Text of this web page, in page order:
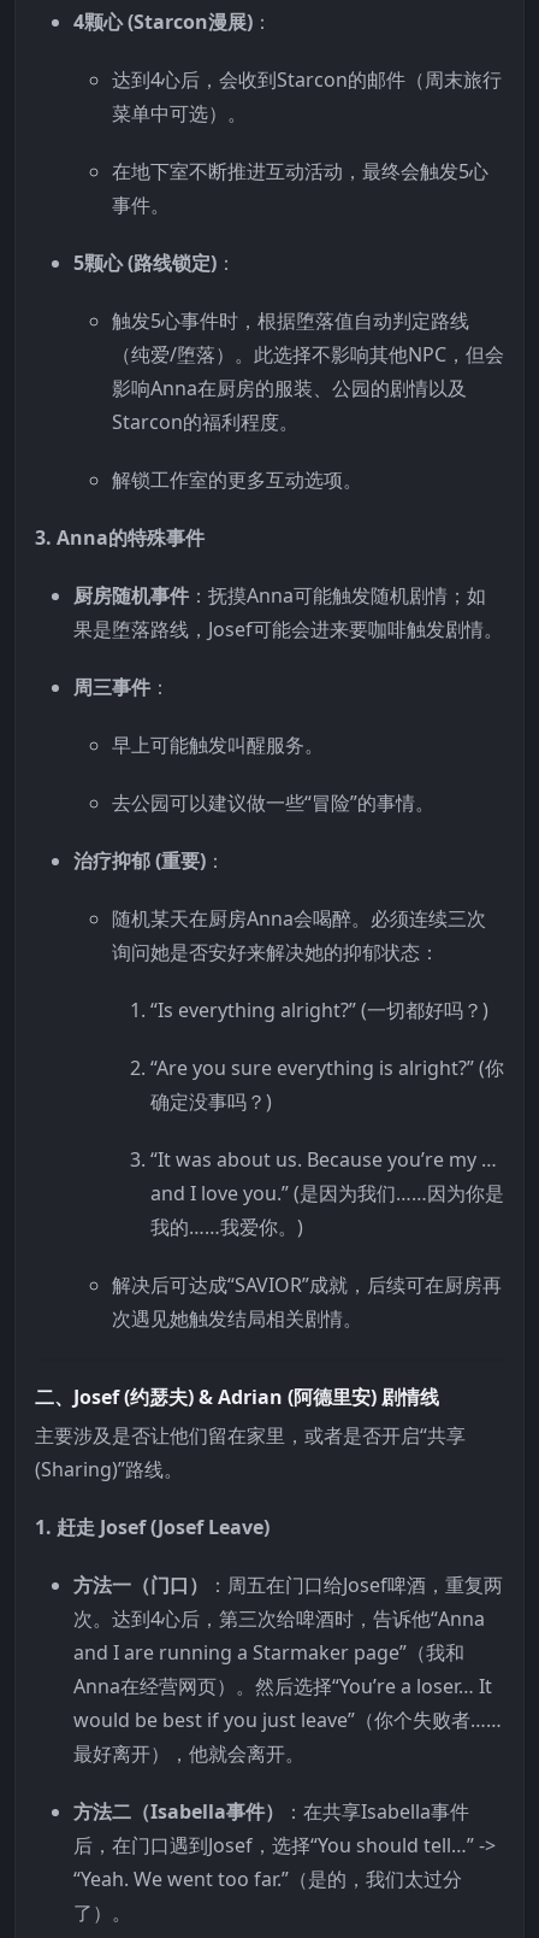
4颗心 (Starcon漫展) ：
达到4心后，会收到Starcon的邮件（周末旅行
菜单中可选）。
在地下室不断推进互动活动，最终会触发5心
事件。
5颗心 (路线锁定) ：
触发5心事件时，根据堕落值自动判定路线
（纯爱/堕落）。此选择不影响其他NPC，但会
影响Anna在厨房的服装、公园的剧情以及
Starcon的福利程度。
解锁工作室的更多互动选项。
3. Anna的特殊事件
厨房随机事件 ：抚摸Anna可能触发随机剧情；如
果是堕落路线，Josef可能会进来要咖啡触发剧情。
周三事件 ：
早上可能触发叫醒服务。
去公园可以建议做一些“冒险”的事情。
治疗抑郁 (重要) ：
随机某天在厨房Anna会喝醉。必须连续三次
询问她是否安好来解决她的抑郁状态：
“Is everything alright?” (一切都好吗？)
“Are you sure everything is alright?” (你
确定没事吗？)
“It was about us. Because you’re my …
and I love you.” (是因为我们……因为你是
我的……我爱你。)
解决后可达成“SAVIOR”成就，后续可在厨房再
次遇见她触发结局相关剧情。
二、Josef (约瑟夫) & Adrian (阿德里安) 剧情线
主要涉及是否让他们留在家里，或者是否开启“共享
(Sharing)”路线。
1. 赶走 Josef (Josef Leave)
方法一（门口）
：周五在门口给Josef啤酒，重复两
次。达到4心后，第三次给啤酒时，告诉他“Anna
and I are running a Starmaker page”（我和
Anna在经营网页）。然后选择“You’re a loser… It
would be best if you just leave”（你个失败者……
最好离开），他就会离开。
方法二（Isabella事件）
：在共享Isabella事件
后，在门口遇到Josef，选择“You should tell…” ->
“Yeah. We went too far.”（是的，我们太过分
了）。